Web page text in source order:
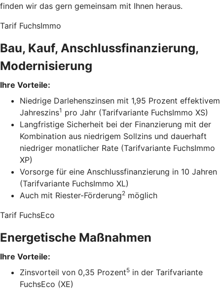
finden wir das gern gemeinsam mit Ihnen heraus.
Tarif FuchsImmo
Bau, Kauf, Anschlussfinanzierung,
Modernisierung
Ihre Vorteile:
Niedrige Darlehenszinsen mit 1,95 Prozent effektivem
Jahreszins1 pro Jahr (Tarifvariante FuchsImmo XS)
Langfristige Sicherheit bei der Finanzierung mit der
Kombination aus niedrigem Sollzins und dauerhaft
niedriger monatlicher Rate (Tarifvariante FuchsImmo
XP)
Vorsorge für eine Anschlussfinanzierung in 10 Jahren
(Tarifvariante FuchsImmo XL)
Auch mit Riester-Förderung2 möglich
Tarif FuchsEco
Energetische Maßnahmen
Ihre Vorteile:
Zinsvorteil von 0,35 Prozent5 in der Tarifvariante
FuchsEco (XE)